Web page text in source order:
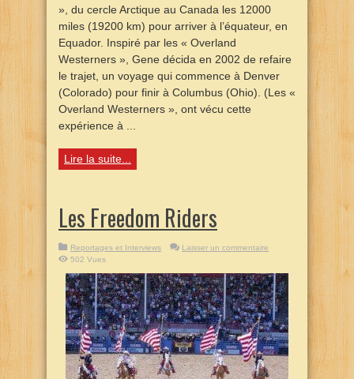
», du cercle Arctique au Canada les 12000
miles (19200 km) pour arriver à l’équateur, en
Equador. Inspiré par les « Overland
Westerners », Gene décida en 2002 de refaire
le trajet, un voyage qui commence à Denver
(Colorado) pour finir à Columbus (Ohio). (Les «
Overland Westerners », ont vécu cette
expérience à ...
Lire la suite...
Les Freedom Riders
Reportages et Interviews
Laisser un commentaire
502 Vues